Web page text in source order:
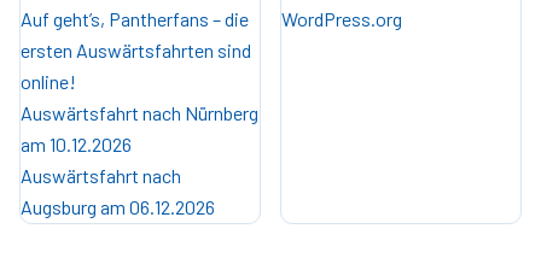
Auf geht’s, Pantherfans – die
ersten Auswärtsfahrten sind
online!
Auswärtsfahrt nach Nürnberg
am 10.12.2026
Auswärtsfahrt nach
Augsburg am 06.12.2026
WordPress.org